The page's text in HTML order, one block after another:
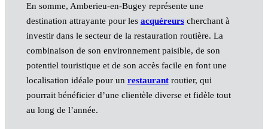
En somme, Amberieu-en-Bugey représente une
destination attrayante pour les acquéreurscherchant à
investir dans le secteur de la restauration routière. La
combinaison de son environnement paisible, de son
potentiel touristique et de son accès facile en font une
localisation idéale pour un restaurantroutier, qui
pourrait bénéficier d’une clientèle diverse et fidèle tout
au long de l’année.